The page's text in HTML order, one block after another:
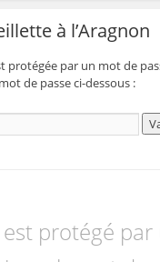
à l’Aragnon
protégée par un mot de
de passe ci-dessous :
protégé